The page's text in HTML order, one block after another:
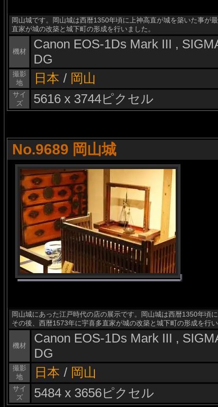
岡山城です。岡山城は西暦1350年頃に上神高直が城を築いた事が
直家が城の改築と城下町の形成を行いました。
機材
Canon EOS-1Ds Mark III ,
DG
撮影
地
日本 / 岡山
サイ
ズ
5616 x 3744ピクセル
No.9689 岡山城
岡山城にあった江戸時代の店の展示です。岡山城は西暦1350年頃
その後、西暦1573年に宇喜多直家が城の改築と城下町の形成を行
機材
Canon EOS-1Ds Mark III ,
DG
撮影
地
日本 / 岡山
サイ
ズ
5484 x 3656ピクセル